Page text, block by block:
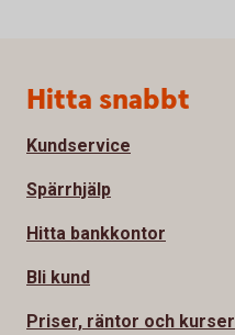
Sidfot
Hitta snabbt
Kundservice
Spärrhjälp
Hitta bankkontor
Bli kund
Priser, räntor och kurser